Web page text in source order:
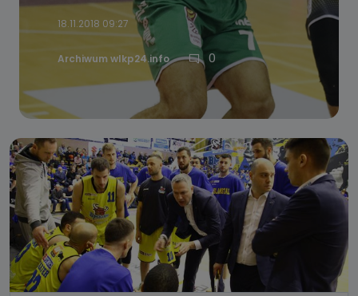
18.11.2018 09:27
Archiwum wlkp24.info 0